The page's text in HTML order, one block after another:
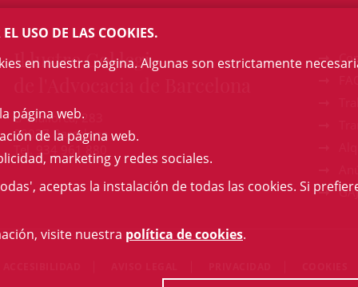
Il·lustre Col·legi
c/ Mallorca, 283
08037 Barcelona
Tel. 934 961 880
GAJ
USO DE LAS COOKIES.
en nuestra página. Algunas son estrictamente
página web.
de la página web.
marketing y redes sociales.
aceptas la instalación de todas las cookies. Si
visite nuestra política de cookies.